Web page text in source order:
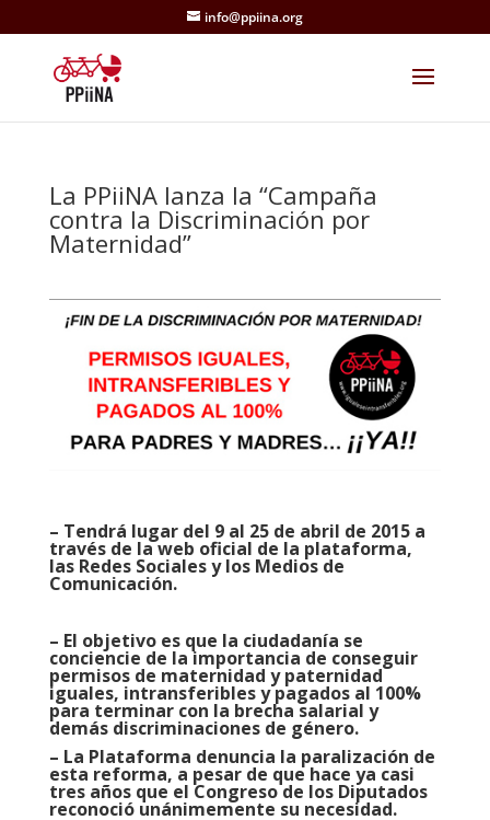
info@ppiina.org
La PPiiNA lanza la “Campaña
contra la Discriminación por
Maternidad”
– Tendrá lugar del 9 al 25 de abril de 2015 a
través de la web oficial de la plataforma,
las Redes Sociales y los Medios de
Comunicación.
– El objetivo es que la ciudadanía se
conciencie de la importancia de conseguir
permisos de maternidad y paternidad
iguales, intransferibles y pagados al 100%
para terminar con la brecha salarial y
demás discriminaciones de género.
– La Plataforma denuncia la paralización de
esta reforma, a pesar de que hace ya casi
tres años que el Congreso de los Diputados
reconoció unánimemente su necesidad.